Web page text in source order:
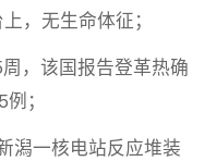
，无生命体征；
，该国报告登革热确
；
潟一核电站反应堆装